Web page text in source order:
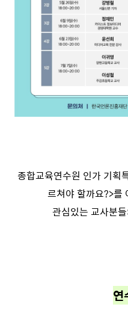
종합교육연수원 인가 기획
르쳐야 할까요?>를
관심있는 교사분
연